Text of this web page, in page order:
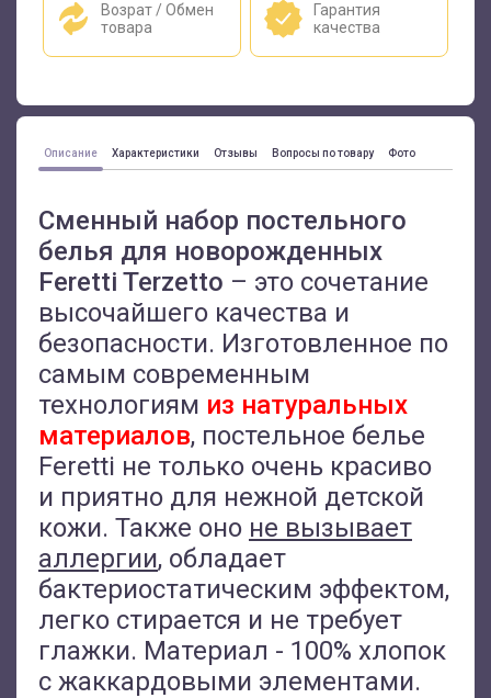
Возрат / Обмен
товара
Гарантия
качества
Описание Характеристики Отзывы Вопросы по товару Фото
Сменный набор постельного
белья для новорожденных
Feretti Terzetto – это сочетание
высочайшего качества и
безопасности. Изготовленное по
самым современным
технологиям из натуральных
материалов, постельное белье
Feretti не только очень красиво
и приятно для нежной детской
кожи. Также оно не вызывает
аллергии, обладает
бактериостатическим эффектом,
легко стирается и не требует
глажки. Материал - 100% хлопок
с жаккардовыми элементами.